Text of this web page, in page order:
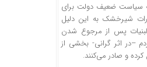
سیاست ضعیف دولت برای
شیرخشک به این دلیل
لبنیات پس از مرجوع شدن
–در اثر گرانی- بخشی از
و صادر می‌کنند.